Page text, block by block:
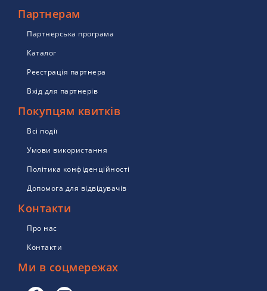
Партнерам
Партнерська програма
Каталог
Реєстрація партнера
Вхід для партнерів
Покупцям квитків
Всі події
Умови використання
Політика конфіденційності
Допомога для відвідувачів
Контакти
Про нас
Контакти
Ми в соцмережах